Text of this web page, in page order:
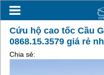
Cứu hộ cao tốc Cầu
0868.15.3579 giá rẻ
Chia sẻ: